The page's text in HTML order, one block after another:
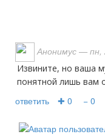
Анонимус — пн,
Извините, но ваша музыкальная пикировка осталась
понятной лишь вам
ответить ✚ 0 − 0